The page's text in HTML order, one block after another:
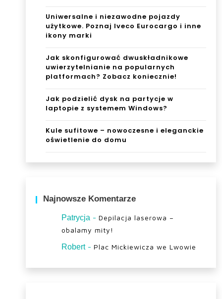
Uniwersalne i niezawodne pojazdy
użytkowe. Poznaj Iveco Eurocargo i inne
ikony marki
Jak skonfigurować dwuskładnikowe
uwierzytelnianie na popularnych
platformach? Zobacz koniecznie!
Jak podzielić dysk na partycje w
laptopie z systemem Windows?
Kule sufitowe – nowoczesne i eleganckie
oświetlenie do domu
Najnowsze Komentarze
Patrycja - Depilacja laserowa –
obalamy mity!
Robert- Plac Mickiewicza we Lwowie